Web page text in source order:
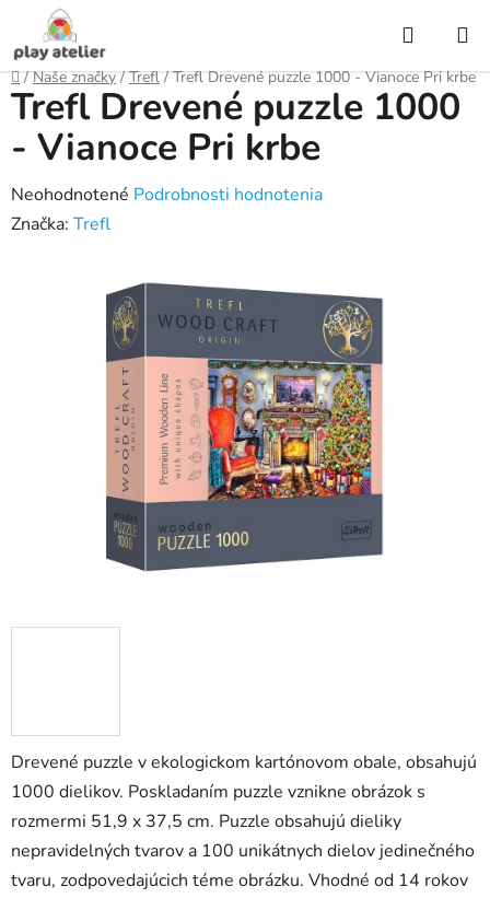
obsah
Hľadať
Domov
/ Naše značky / Trefl / Trefl Drevené puzzle 1000 - Vianoce Pri krbe
Drevené puzzle v ekologickom kartónovom obale, obsahujú
1000 dielikov. Poskladaním puzzle vznikne obrázok s
rozmermi 51,9 x 37,5 cm. Puzzle obsahujú dieliky
nepravidelných tvarov a 100 unikátnych dielov jedinečného
tvaru, zodpovedajúcich téme obrázku. Vhodné od 14 rokov
Trefl Drevené puzzle 1000
- Vianoce Pri krbe
Priemerné
hodnotenie
Neohodnotené Podrobnosti hodnotenia
Značka: Trefl